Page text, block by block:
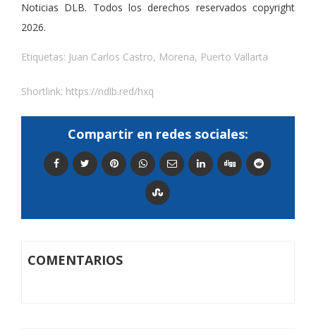
Noticias DLB. Todos los derechos reservados copyright
2026.
Etiquetas: Juan Carlos Castro, Morena, Puerto Vallarta
Shortlink: https://ndlb.red/hxq
Compartir en redes sociales:
COMENTARIOS